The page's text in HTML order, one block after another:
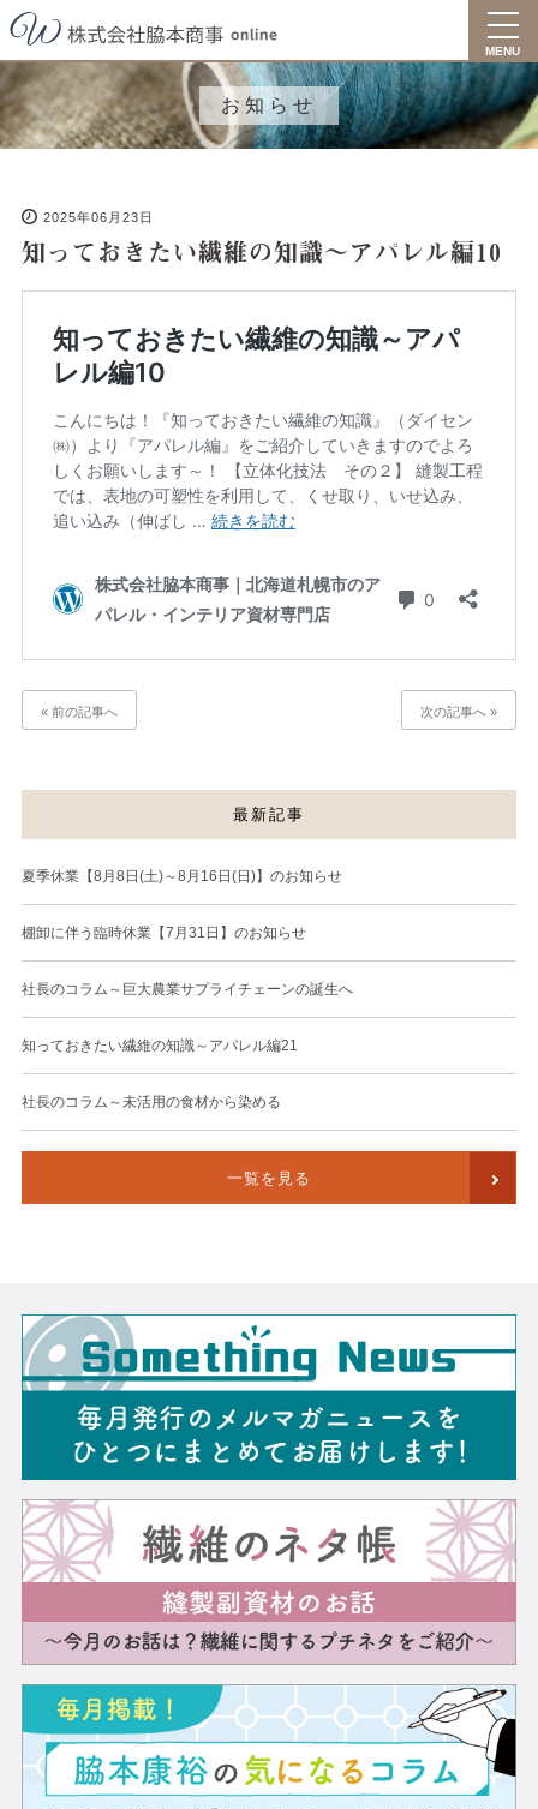
MENU
お知らせ
2025年06月23日
知っておきたい繊維の知識～アパレル編10
« 前の記事へ 次の記事へ »
最新記事
夏季休業【8月8日(土)～8月16日(日)】のお知らせ
棚卸に伴う臨時休業【7月31日】のお知らせ
社長のコラム～巨大農業サプライチェーンの誕生へ
知っておきたい繊維の知識～アパレル編21
社長のコラム～未活用の食材から染める
一覧を見る